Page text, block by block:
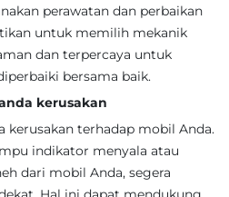
perawatan dan perbaikan
untuk memilih mekanik
dan terpercaya untuk
bersama baik.
kerusakan
kerusakan terhadap mobil Anda.
indikator menyala atau
dari mobil Anda, segera